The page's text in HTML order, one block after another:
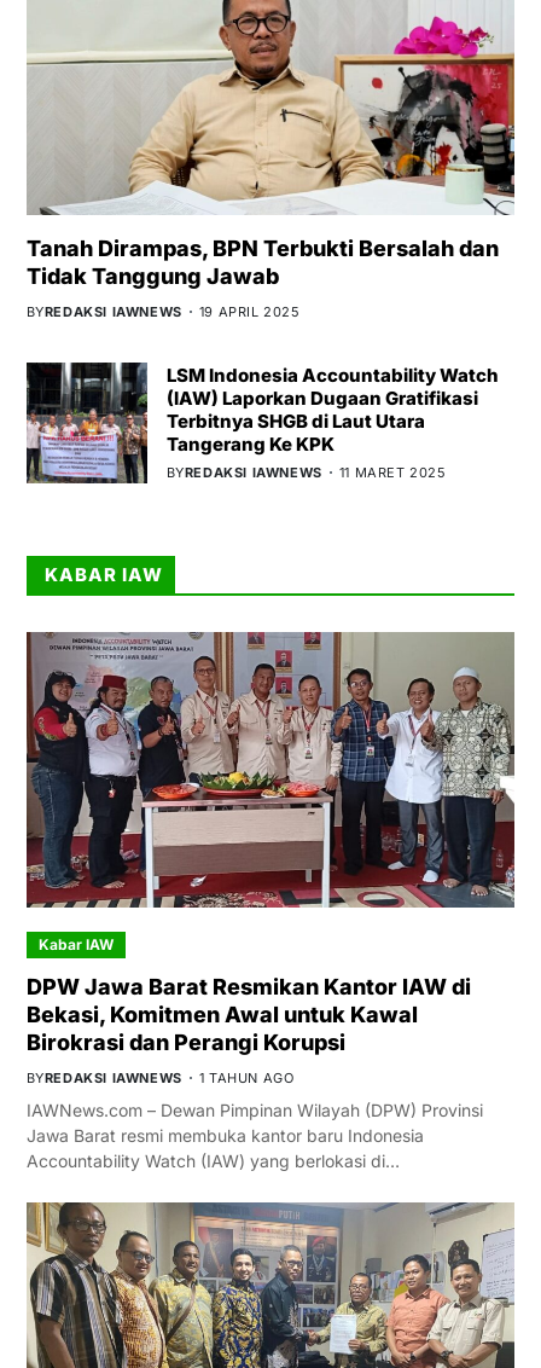
Tanah Dirampas, BPN Terbukti Bersalah dan
Tidak Tanggung Jawab
BYREDAKSI IAWNEWS 19 APRIL 2025
LSM Indonesia Accountability Watch
(IAW) Laporkan Dugaan Gratifikasi
Terbitnya SHGB di Laut Utara
Tangerang Ke KPK
BYREDAKSI IAWNEWS 11 MARET 2025
KABAR IAW
Kabar IAW
DPW Jawa Barat Resmikan Kantor IAW di
Bekasi, Komitmen Awal untuk Kawal
Birokrasi dan Perangi Korupsi
BYREDAKSI IAWNEWS 1 TAHUN AGO
IAWNews.com – Dewan Pimpinan Wilayah (DPW) Provinsi
Jawa Barat resmi membuka kantor baru Indonesia
Accountability Watch (IAW) yang berlokasi di…